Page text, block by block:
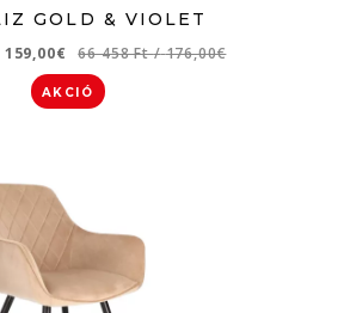
GOLD & VIOLET
159,00€ 66 458 Ft/ 176,00€
AKCIÓ